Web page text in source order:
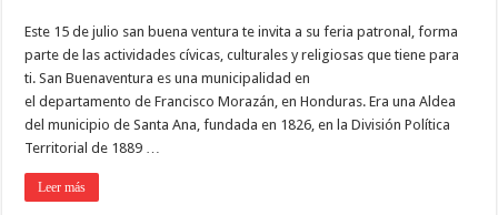
Este 15 de julio san buena ventura te invita a su feria patronal, forma
parte de las actividades cívicas, culturales y religiosas que tiene para
ti. San Buenaventura es una municipalidad en
el departamento de Francisco Morazán, en Honduras. Era una Aldea
del municipio de Santa Ana, fundada en 1826, en la División Política
Territorial de 1889 …
Leer más